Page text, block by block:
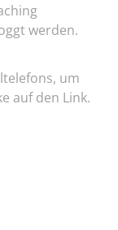
werden.
um
auf den Link.